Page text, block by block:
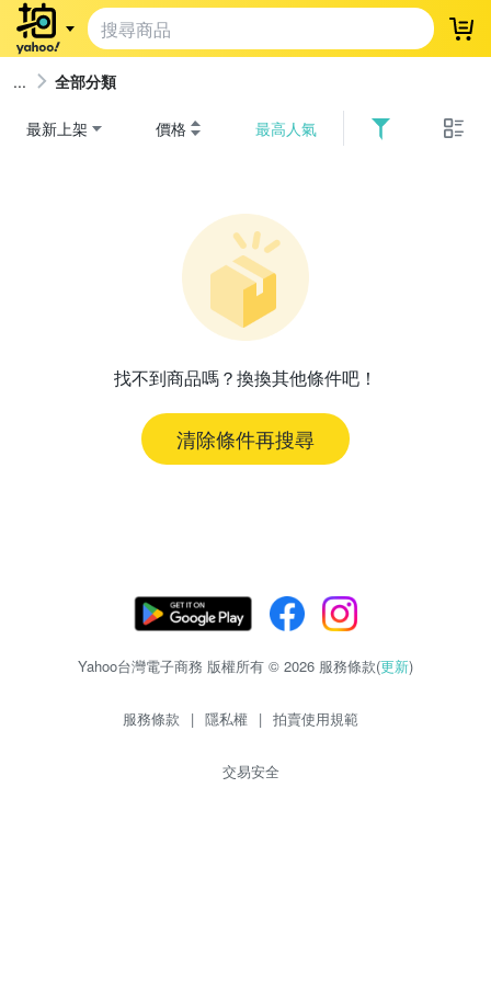
登
全部分類
最新上架 價格 最高人氣
找不到商品嗎？換換其他條件吧！
清除條件再搜尋
Yahoo台灣電子商務 版權所有 © 2026 服務條款(更新)
服務條款 | 隱私權 | 拍賣使用規範
交易安全